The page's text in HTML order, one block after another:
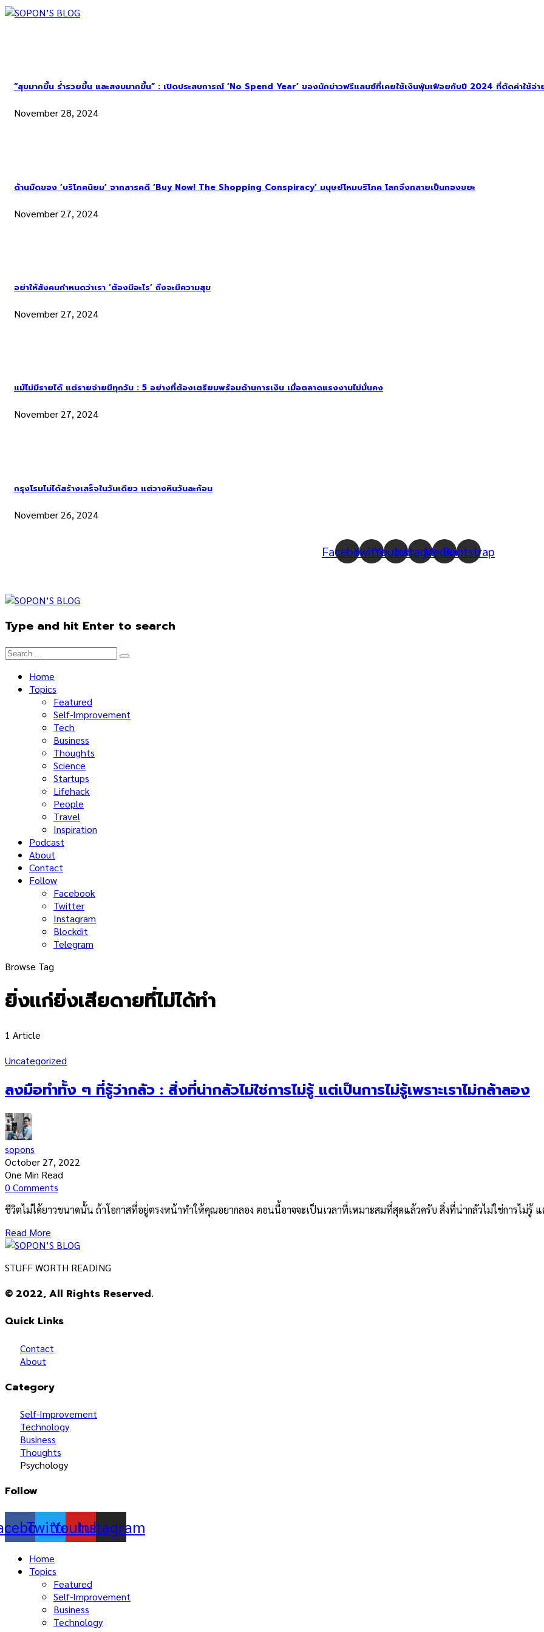
“สุขมากขึ้น ร่ำรวยขึ้น และสงบมากขึ้น” : เปิดประสบการณ์ ‘No Spend Year’ ของนักข่าวฟรีแลนซ์ที่เคยใช้เงินฟุ่มเฟือยกับปี 2024 ที่ตัดค่าใช้จ่า
November 28, 2024
ด้านมืดของ ‘บริโภคนิยม’ จากสารคดี ‘Buy Now! The Shopping Conspiracy’ มนุษย์โหมบริโภค โลกจึงกลายเป็นกองขยะ
November 27, 2024
อย่าให้สังคมกำหนดว่าเรา ‘ต้องมีอะไร’ ถึงจะมีความสุข
November 27, 2024
แม้ไม่มีรายได้ แต่รายจ่ายมีทุกวัน : 5 อย่างที่ต้องเตรียมพร้อมด้านการเงิน เมื่อตลาดแรงงานไม่มั่นคง
November 27, 2024
กรุงโรมไม่ได้สร้างเสร็จในวันเดียว แต่วางหินวันละก้อน
November 26, 2024
FacebookTwitterYoutubeInstagram
Medium
Bootstrap
Type and hit Enter to search
Home
Topics
Featured
Self-Improvement
Tech
Business
Thoughts
Science
Startups
Lifehack
People
Travel
Inspiration
Podcast
About
Contact
Follow
Facebook
Twitter
Instagram
Blockdit
Telegram
Browse Tag
ยิ่งแก่ยิ่งเสียดายที่ไม่ได้ทำ
1 Article
Uncategorized
ลงมือทำทั้ง ๆ ที่รู้ว่ากลัว : สิ่งที่น่ากลัวไม่ใช่การไม่รู้ แต่เป็นการไม่รู้เพราะเราไม่กล้าลอง
sopons
October 27, 2022
One Min Read
0 Comments
ชีวิตไม่ได้ยาวขนาดนั้น ถ้าโอกาสที่อยู่ตรงหน้าทำให้คุณอยากลอง ตอนนี้อาจจะเป็นเวลาที่เหมาะสมที่สุดแล้วครับ สิ่งที่น่ากลัวไม่ใช่การไม่รู้ แ
Read More
STUFF WORTH READING
© 2022, All Rights Reserved.
Quick Links
Contact
About
Category
Self-Improvement
Technology
Business
Thoughts
Psychology
Follow
TwitterYoutube
Instagram
Home
Topics
Featured
Self-Improvement
Business
Technology